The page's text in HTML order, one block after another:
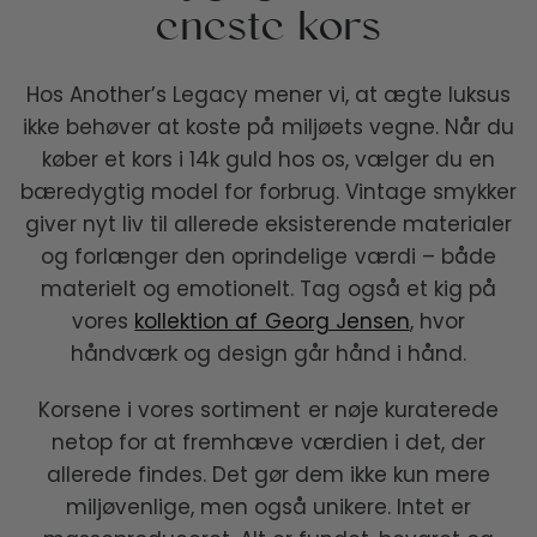
eneste kors
Hos Another’s Legacy mener vi, at ægte luksus
ikke behøver at koste på miljøets vegne. Når du
køber et kors i 14k guld hos os, vælger du en
bæredygtig model for forbrug. Vintage smykker
giver nyt liv til allerede eksisterende materialer
og forlænger den oprindelige værdi – både
materielt og emotionelt. Tag også et kig på
vores kollektion af Georg Jensen, hvor
håndværk og design går hånd i hånd.
Korsene i vores sortiment er nøje kuraterede
netop for at fremhæve værdien i det, der
allerede findes. Det gør dem ikke kun mere
miljøvenlige, men også unikere. Intet er